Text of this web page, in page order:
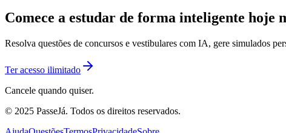
Comece a estudar de forma inteligente hoje
Resolva questões de concursos e vestibulares com IA, gere simulados
Ter acesso ilimitado
Cancele quando quiser.
© 2025 PasseJá. Todos os direitos reservados.